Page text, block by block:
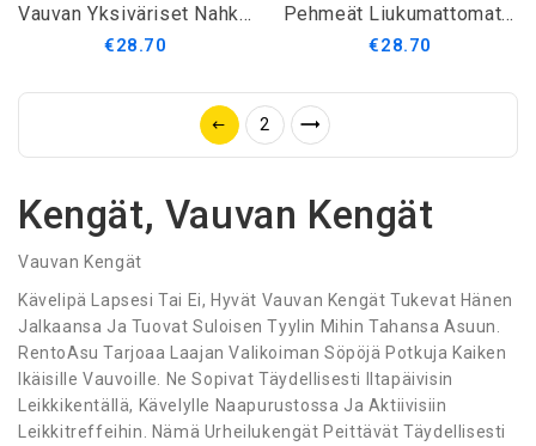
Vauvan Yksiväriset Nahkaiset Mokasiinit
€28.70
Pehmeät Liukumattomat First Walkers
€28.70
2
Kengät, Vauvan Kengät
Vauvan Kengät
Kävelipä Lapsesi Tai Ei, Hyvät Vauvan Kengät Tukevat Hänen
Jalkaansa Ja Tuovat Suloisen Tyylin Mihin Tahansa Asuun.
RentoAsu Tarjoaa Laajan Valikoiman Söpöjä Potkuja Kaiken
Ikäisille Vauvoille. Ne Sopivat Täydellisesti Iltapäivisin
Leikkikentällä, Kävelylle Naapurustossa Ja Aktiivisiin
Leikkitreffeihin. Nämä Urheilukengät Peittävät Täydellisesti